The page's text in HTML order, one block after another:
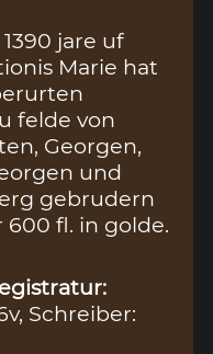
jare uf
Marie hat
felde von
Georgen,
und
gebrudern
fl. in golde.
Schreiber: